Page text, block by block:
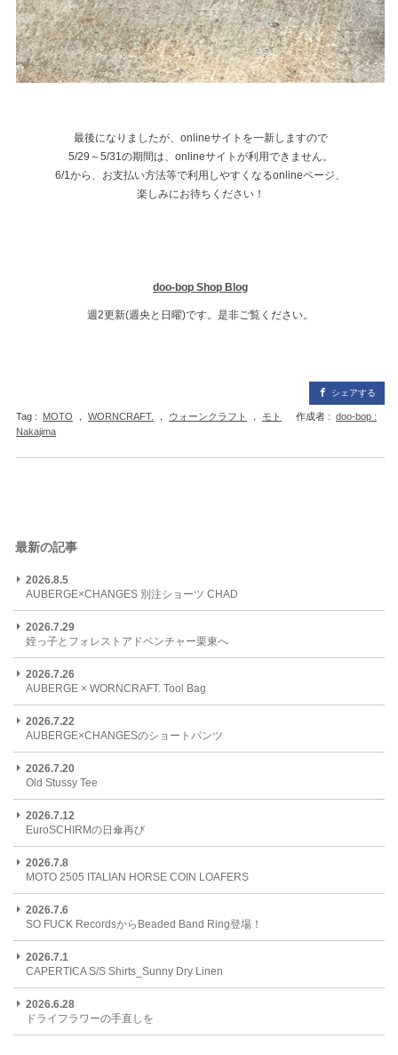
最後になりましたが、onlineサイトを一新しますので
5/29～5/31の期間は、onlineサイトが利用できません。
6/1から、お支払い方法等で利用しやすくなるonlineページ、
楽しみにお待ちください！
doo-bop Shop Blog
週2更新(週央と日曜)です。是非ご覧ください。
シェアする
Tag : MOTO ， WORNCRAFT. ， ウォーンクラフト ， モト 作成者 : doo-bop :
Nakajima
最新の記事
2026.8.5
AUBERGE×CHANGES 別注ショーツ CHAD
2026.7.29
姪っ子とフォレストアドベンチャー栗東へ
2026.7.26
AUBERGE × WORNCRAFT. Tool Bag
2026.7.22
AUBERGE×CHANGESのショートパンツ
2026.7.20
Old Stussy Tee
2026.7.12
EuroSCHIRMの日傘再び
2026.7.8
MOTO 2505 ITALIAN HORSE COIN LOAFERS
2026.7.6
SO FUCK RecordsからBeaded Band Ring登場！
2026.7.1
CAPERTICA S/S Shirts_Sunny Dry Linen
2026.6.28
ドライフラワーの手直しを